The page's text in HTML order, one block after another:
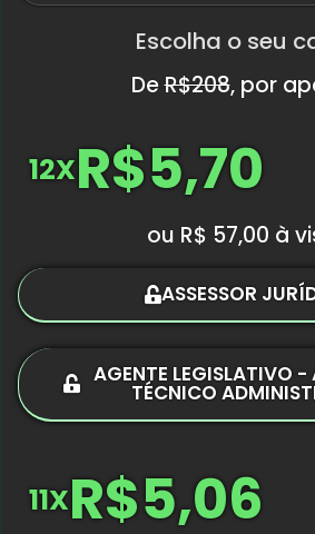
Escolha o seu
DeR$208, por
12XR$5,70
ou R$ 57,00 à
ASSESSOR
AGENTE LEGISLATIVO -
TÉCNICO
11XR$5,06